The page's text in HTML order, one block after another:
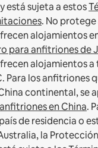
está sujeta a estos
. No protege
alojamientos
para anfitriones de
alojamientos a
Para los anfitriones
continental, se
en China.
de residencia o
la